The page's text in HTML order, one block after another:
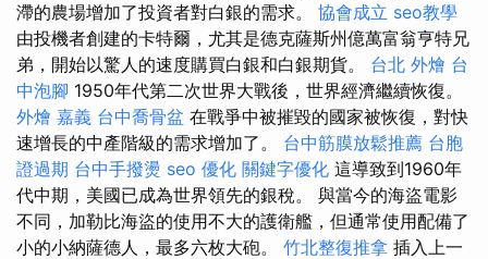
滯的農場增加了投資者對白銀的需求。 協會成立 seo教學
由投機者創建的卡特爾，尤其是德克薩斯州億萬富翁亨特兄
弟，開始以驚人的速度購買白銀和白銀期貨。 台北 外燴 台
中泡腳 1950年代第二次世界大戰後，世界經濟繼續恢復。
外燴 嘉義 台中喬骨盆 在戰爭中被摧毀的國家被恢復，對快
速增長的中產階級的需求增加了。 台中筋膜放鬆推薦 台胞
證過期 台中手撥燙 seo 優化 關鍵字優化 這導致到1960年
代中期，美國已成為世界領先的銀稅。 與當今的海盜電影
不同，加勒比海盜的使用不大的護衛艦，但通常使用配備了
小的小納薩德人，最多六枚大砲。 竹北整復推拿 插入上一